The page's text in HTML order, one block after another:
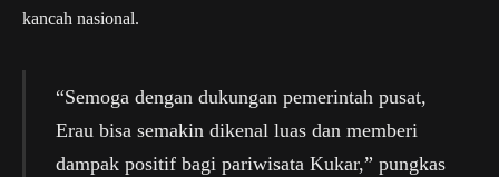
kancah nasional.
“Semoga dengan dukungan pemerintah pusat,
Erau bisa semakin dikenal luas dan memberi
dampak positif bagi pariwisata Kukar,” pungkas